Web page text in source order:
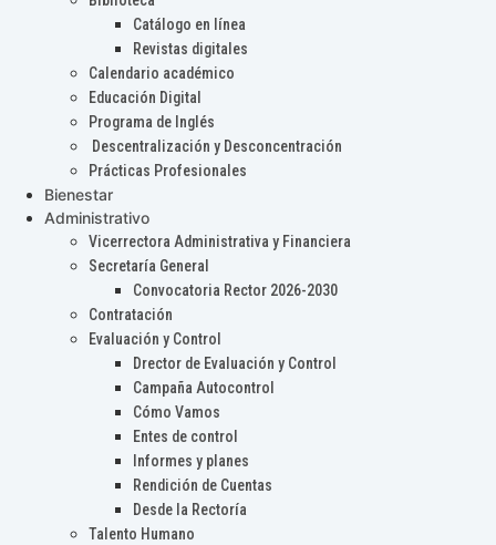
Catálogo en línea
Revistas digitales
Calendario académico
Educación Digital
Programa de Inglés
Descentralización y Desconcentración
Prácticas Profesionales
Bienestar
Administrativo
Vicerrectora Administrativa y Financiera
Secretaría General
Convocatoria Rector 2026-2030
Contratación
Evaluación y Control
Drector de Evaluación y Control
Campaña Autocontrol
Cómo Vamos
Entes de control
Informes y planes
Rendición de Cuentas
Desde la Rectoría
Talento Humano